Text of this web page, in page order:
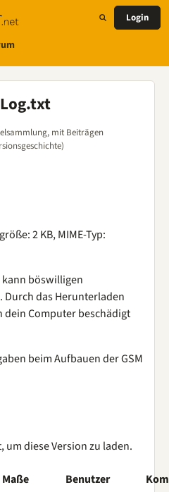
Login
Log.txt
mit Beiträgen
2 KB, MIME-Typ:
kann böswilligen
das Herunterladen
dein Computer beschädigt
beim Aufbauen der GSM
diese Version zu laden.
Maße Benutzer